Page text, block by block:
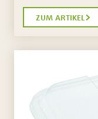
zum artikel